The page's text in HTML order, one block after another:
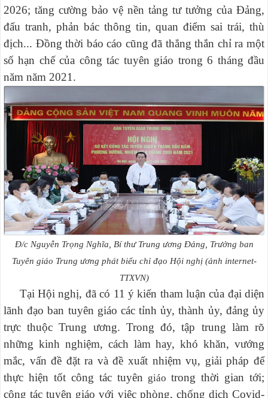
2026; tăng cường bảo vệ nền tảng tư tưởng của Đảng,
đấu tranh, phản bác thông tin, quan điểm sai trái, thù
địch... Đồng thời báo cáo cũng đã thẳng thắn chỉ ra một
số hạn chế của công tác tuyên giáo trong 6 tháng đầu
năm năm 2021.
Đ/cNguyễn Trọng Nghĩa, Bí thư Trung ương Đảng, Trưởng ban
Tuyên giáo Trung ương phát biểu chỉ đạo Hội nghị (ảnh internet-
TTXVN)
Tại Hội nghị, đã có 11 ý kiến tham luận của đại diện
lãnh đạo ban tuyên giáo các tỉnh ủy, thành ủy, đảng ủy
trực thuộc Trung ương. Trong đó, tập trung làm rõ
những kinh nghiệm, cách làm hay, khó khăn, vướng
mắc, vấn đề đặt ra và đề xuất nhiệm vụ, giải pháp để
thực hiện tốt công tác tuyên giáotrong thời gian tới;
công tác tuyên giáo với việc phòng, chống dịch Covid-